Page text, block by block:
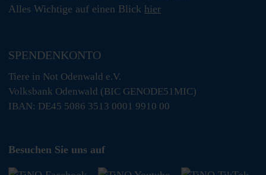
Alles Wichtige auf einen Blick hier
SPENDENKONTO
Tiere in Not Odenwald e.V.
Volksbank Odenwald (BIC GENODE51MIC)
IBAN: DE45 5086 3513 0001 9910 00
Besuchen Sie uns auf